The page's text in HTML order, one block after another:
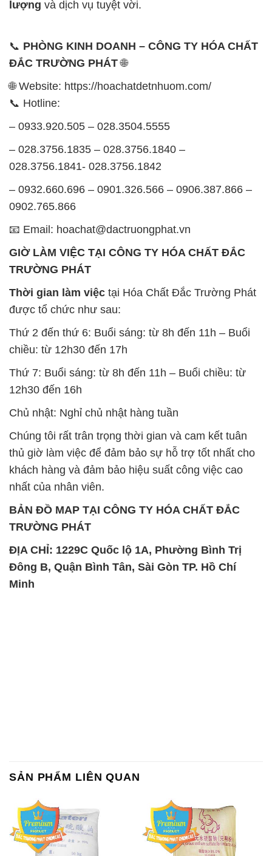
lượng và dịch vụ tuyệt vời.
📞 PHÒNG KINH DOANH – CÔNG TY HÓA CHẤT
ĐẮC TRƯỜNG PHÁT🌐
🌐 Website: https://hoachatdetnhuom.com/
📞 Hotline:
– 0933.920.505 – 028.3504.5555
– 028.3756.1835 – 028.3756.1840 –
028.3756.1841- 028.3756.1842
– 0932.660.696 – 0901.326.566 – 0906.387.866 –
0902.765.866
📧 Email: hoachat@dactruongphat.vn
GIỜ LÀM VIỆC TẠI CÔNG TY HÓA CHẤT ĐẮC
TRƯỜNG PHÁT
Thời gian làm việc tại Hóa Chất Đắc Trường Phát
được tổ chức như sau:
Thứ 2 đến thứ 6: Buổi sáng: từ 8h đến 11h – Buổi
chiều: từ 12h30 đến 17h
Thứ 7: Buổi sáng: từ 8h đến 11h – Buổi chiều: từ
12h30 đến 16h
Chủ nhật: Nghỉ chủ nhật hàng tuần
Chúng tôi rất trân trọng thời gian và cam kết tuân
thủ giờ làm việc để đảm bảo sự hỗ trợ tốt nhất cho
khách hàng và đảm bảo hiệu suất công việc cao
nhất của nhân viên.
BẢN ĐỒ MAP TẠI CÔNG TY HÓA CHẤT ĐẮC
TRƯỜNG PHÁT
ĐỊA CHỈ: 1229C Quốc lộ 1A, Phường Bình Trị
Đông B, Quận Bình Tân, Sài Gòn TP. Hồ Chí
Minh
SẢN PHẨM LIÊN QUAN